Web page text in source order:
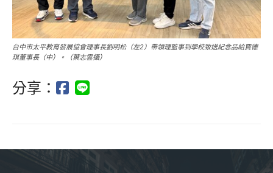
台中市太平教育發展協會理事長劉明松（左2）帶領理監事到學校致送紀念品給賈德
琪董事長（中）。（葉志雲攝）
分享：